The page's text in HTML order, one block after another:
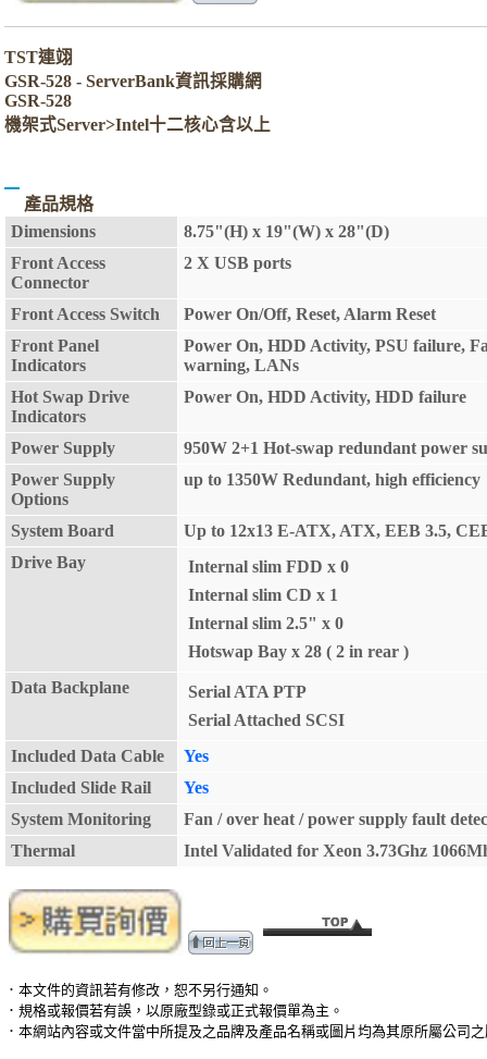
TST連翊
GSR-528 - ServerBank資訊採購網
GSR-528
機架式Server>Intel十二核心含以上
產品規格
Dimensions
8.75"(H) x 19"(W) x 28"(D)
Front Access
Connector
2 X USB ports
Front Access Switch
Power On/Off, Reset, Alarm Reset
Front Panel
Indicators
Power On, HDD Activity, PSU failure,
warning, LANs
Hot Swap Drive
Indicators
Power On, HDD Activity, HDD failure
Power Supply
950W 2+1 Hot-swap redundant power
Power Supply
Options
up to 1350W Redundant, high efficiency
System Board
Up to 12x13 E-ATX, ATX, EEB 3.5,
Drive Bay
Internal slim FDD x 0
Internal slim CD x 1
Internal slim 2.5" x 0
Hotswap Bay x 28 ( 2 in rear )
Data Backplane
Serial ATA PTP
Serial Attached SCSI
Included Data Cable
Yes
Included Slide Rail
Yes
System Monitoring
Fan / over heat / power supply fault
Thermal
Intel Validated for Xeon 3.73Ghz
．本文件的資訊若有修改，恕不另行通知。
．規格或報價若有誤，以原廠型錄或正式報價單為主。
．本網站內容或文件當中所提及之品牌及產品名稱或圖片均為其原所屬公司